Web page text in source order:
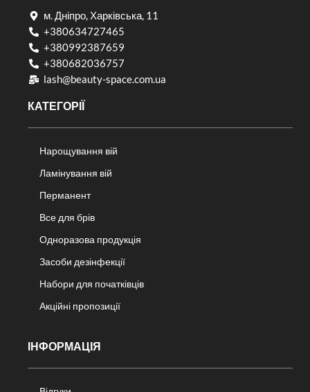
м. Дніпро, Харківська, 11
+380634727465
+380992387659
+380682036757​
lash@beauty-space.com.ua
КАТЕГОРІЇ
Нарощування вій
Ламінування вій
Перманент
Все для брів
Одноразова продукція
Засоби дезінфекції
Набори для початківців
Акційні пропозиції
ІНФОРМАЦІЯ